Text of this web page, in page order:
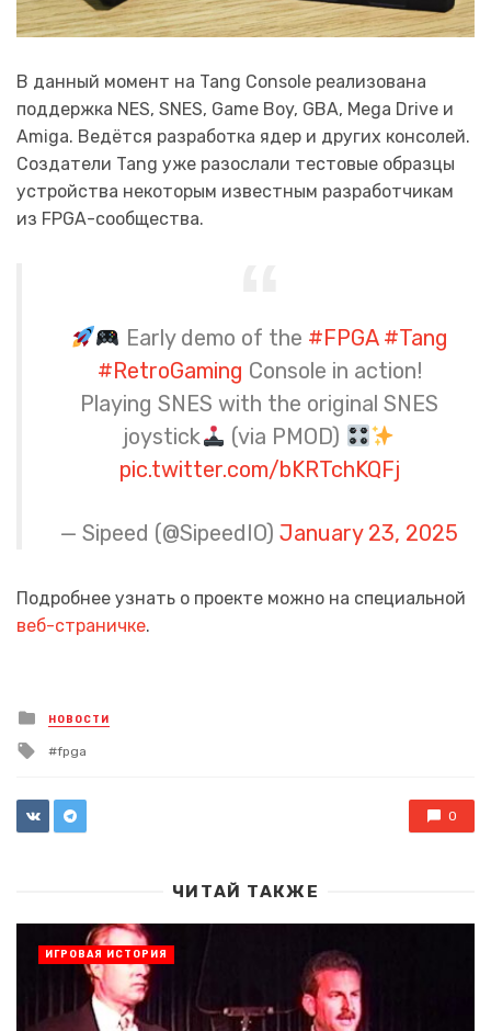
В данный момент на Tang Console реализована
поддержка NES, SNES, Game Boy, GBA, Mega Drive и
Amiga. Ведётся разработка ядер и других консолей.
Создатели Tang уже разослали тестовые образцы
устройства некоторым известным разработчикам
из FPGA-сообщества.
Early demo of the #FPGA #Tang
#RetroGaming Console in action!
Playing SNES with the original SNES
joystick
(via PMOD)
pic.twitter.com/bKRTchKQFj
— Sipeed (@SipeedIO) January 23, 2025
Подробнее узнать о проекте можно на специальной
веб-страничке.
Posted
in
НОВОСТИ
Tagged
fpga
0
ЧИТАЙ ТАКЖЕ
ИГРОВАЯ ИСТОРИЯ